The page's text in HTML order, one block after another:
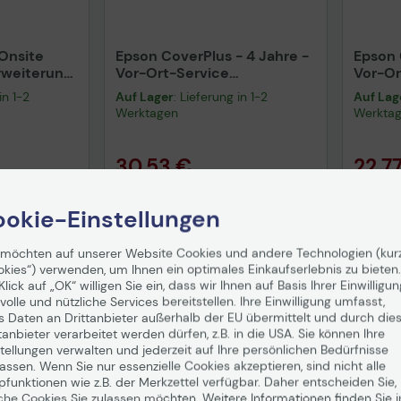
&
1-2
in DE!
Epson CoverPlus - 4 Jahre -
Vor-Ort-Service
(CP04RTBSCL43)
Auf Lager: Lieferung in 1-2
Werktagen
30,53 €
In den Warenkorb
Vor-
Auf
inkl.
Einstellungen
auf unserer Website Cookies und andere Technologien
verwenden, um Ihnen ein optimales Einkaufserlebnis zu bieten.
auf „OK“ willigen Sie ein, dass wir Ihnen auf Basis Ihrer
und nützliche Services bereitstellen. Ihre Einwilligung umfasst,
Daten an Drittanbieter außerhalb der EU übermittelt und durch
verarbeitet werden dürfen, z.B. in die USA. Sie können Ihre
verwalten und jederzeit auf Ihre persönlichen Bedürfnisse
Wenn Sie nur essenzielle Cookies akzeptieren, sind nicht alle
wie z.B. der Merkzettel verfügbar. Daher entscheiden Sie,